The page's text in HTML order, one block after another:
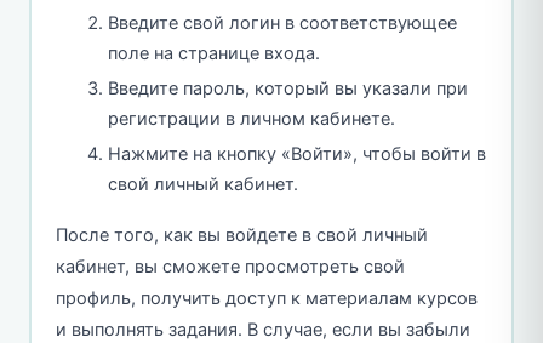
Введите свой логин в соответствующее
поле на странице входа.
Введите пароль, который вы указали при
регистрации в личном кабинете.
Нажмите на кнопку «Войти», чтобы войти в
свой личный кабинет.
После того, как вы войдете в свой личный
кабинет, вы сможете просмотреть свой
профиль, получить доступ к материалам курсов
и выполнять задания. В случае, если вы забыли